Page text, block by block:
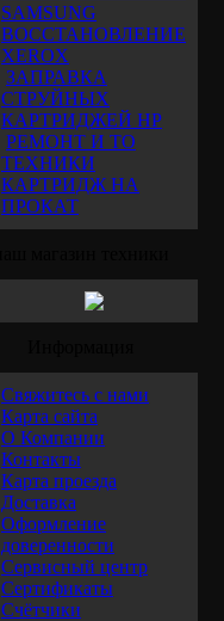
SAMSUNG
ВОССТАНОВЛЕНИЕ
XEROX
ЗАПРАВКА
СТРУЙНЫХ
КАРТРИДЖЕЙ HP
РЕМОНТ И ТО
ТЕХНИКИ
КАРТРИДЖ НА
ПРОКАТ
Свяжитесь с нами
Карта сайта
О Компании
Контакты
Карта проезда
Доставка
Оформление
доверенности
Сервисный центр
Сертификаты
Счётчики